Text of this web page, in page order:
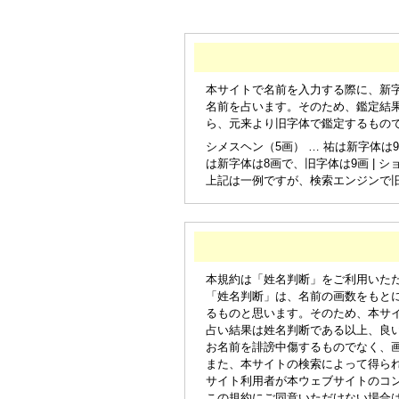
本サイトで名前を入力する際に、新
名前を占います。そのため、鑑定結
ら、元来より旧字体で鑑定するもの
シメスヘン（5画） … 祐は新字体は
は新字体は8画で、旧字体は9画 | シ
上記は一例ですが、検索エンジン
本規約は「姓名判断」をご利用いた
「姓名判断」は、名前の画数をも
るものと思います。そのため、本サ
占い結果は姓名判断である以上、良
お名前を誹謗中傷するものでなく、
また、本サイトの検索によって得ら
サイト利用者が本ウェブサイトのコ